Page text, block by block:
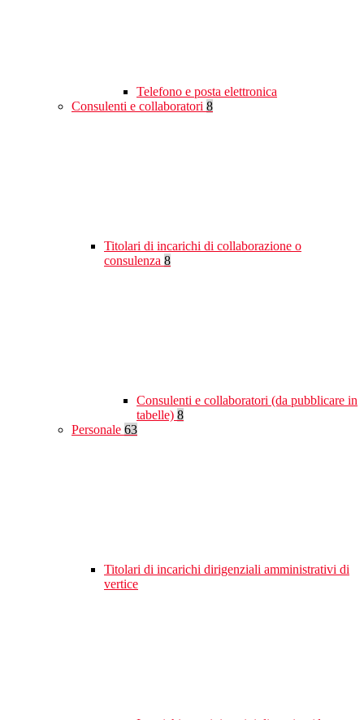
Telefono e posta elettronica
Consulenti e collaboratori 8
Titolari di incarichi di collaborazione o
consulenza 8
Consulenti e collaboratori (da pubblicare in
tabelle) 8
Personale 63
Titolari di incarichi dirigenziali amministrativi di
vertice